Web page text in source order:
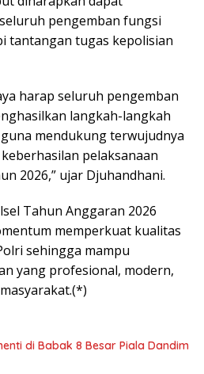
pengemban fungsi
tantangan tugas kepolisian
harap seluruh pengemban
langkah-langkah
mendukung terwujudnya
pelaksanaan
2026,” ujar Djuhandhani.
Tahun Anggaran 2026
memperkuat kualitas
sehingga mampu
yang profesional, modern,
di Babak 8 Besar Piala Dandim